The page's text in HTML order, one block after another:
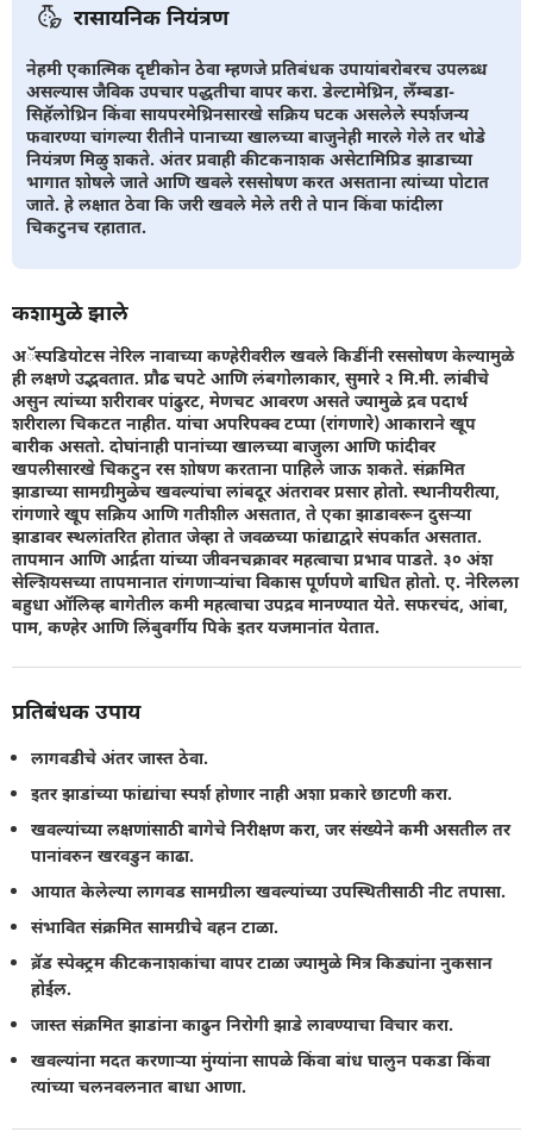
रासायनिक नियंत्रण
नेहमी एकात्मिक दृष्टीकोन ठेवा म्हणजे प्रतिबंधक उपायांबरोबरच उपलब्ध
असल्यास जैविक उपचार पद्धतीचा वापर करा. डेल्टामेथ्रिन, लँम्बडा-
सिहॅलोथ्रिन किंवा सायपरमेथ्रिनसारखे सक्रिय घटक असलेले स्पर्शजन्य
फवारण्या चांगल्या रीतीने पानाच्या खालच्या बाजुनेही मारले गेले तर थोडे
नियंत्रण मिळु शकते. अंतर प्रवाही कीटकनाशक असेटामिप्रिड झाडाच्या
भागात शोषले जाते आणि खवले रससोषण करत असताना त्यांच्या पोटात
जाते. हे लक्षात ठेवा कि जरी खवले मेले तरी ते पान किंवा फांदीला
चिकटुनच रहातात.
कशामुळे झाले
अॅस्पडियोटस नेरिल नावाच्या कण्हेरीवरील खवले किडींनी रससोषण केल्यामुळे
ही लक्षणे उद्भवतात. प्रौढ चपटे आणि लंबगोलाकार, सुमारे २ मि.मी. लांबीचे
असुन त्यांच्या शरीरावर पांढुरट, मेणचट आवरण असते ज्यामुळे द्रव पदार्थ
शरीराला चिकटत नाहीत. यांचा अपरिपक्व टप्पा (रांगणारे) आकाराने खूप
बारीक असतो. दोघांनाही पानांच्या खालच्या बाजुला आणि फांदीवर
खपलीसारखे चिकटुन रस शोषण करताना पाहिले जाऊ शकते. संक्रमित
झाडाच्या सामग्रीमुळेच खवल्यांचा लांबदूर अंतरावर प्रसार होतो. स्थानीयरीत्या,
रांगणारे खूप सक्रिय आणि गतीशील असतात, ते एका झाडावरून दुसऱ्या
झाडावर स्थलांतरित होतात जेव्हा ते जवळच्या फांद्याद्वारे संपर्कात असतात.
तापमान आणि आर्द्रता यांच्या जीवनचक्रावर महत्वाचा प्रभाव पाडते. ३० अंश
सेल्शियसच्या तापमानात रांगणार्‍यांचा विकास पूर्णपणे बाधित होतो. ए. नेरिलला
बहुधा ऑलिव्ह बागेतील कमी महत्वाचा उपद्रव मानण्यात येते. सफरचंद, आंबा,
पाम, कण्हेर आणि लिंबुवर्गीय पिके इतर यजमानांत येतात.
प्रतिबंधक उपाय
लागवडीचे अंतर जास्त ठेवा.
इतर झाडांच्या फांद्यांचा स्पर्श होणार नाही अशा प्रकारे छाटणी करा.
खवल्यांच्या लक्षणांसाठी बागेचे निरीक्षण करा, जर संख्येने कमी असतील तर
पानांवरुन खरवडुन काढा.
आयात केलेल्या लागवड सामग्रीला खवल्यांच्या उपस्थितीसाठी नीट तपासा.
संभावित संक्रमित सामग्रीचे वहन टाळा.
ब्रॅड स्पेक्ट्रम कीटकनाशकांचा वापर टाळा ज्यामुळे मित्र किड्यांना नुकसान
होईल.
जास्त संक्रमित झाडांना काढुन निरोगी झाडे लावण्याचा विचार करा.
खवल्यांना मदत करणार्‍या मुंग्यांना सापळे किंवा बांध घालुन पकडा किंवा
त्यांच्या चलनवलनात बाधा आणा.